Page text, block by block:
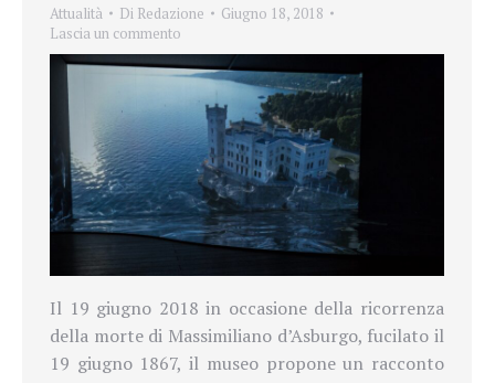
Attualità Di Redazione
Giugno 18, 2018
Lascia un commento
Il 19 giugno 2018 in occasione della ricorrenza
della morte di Massimiliano d’Asburgo, fucilato il
19 giugno 1867, il museo propone un racconto